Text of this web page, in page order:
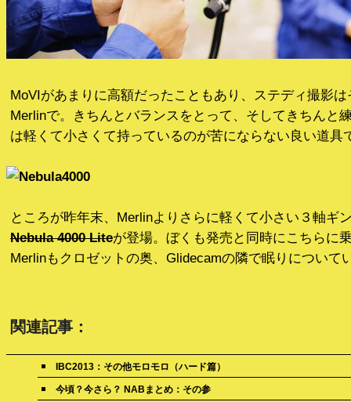
MoVIがあまりに高額だったこともあり、ステディ撮影
Merlinで。きちんとバランスをとって、そしてきちんと
は軽くて小さくて持っているのが苦にならない良い道具
ところが昨年末、Merlinよりさらに軽くて小さい３軸ギ
Nebula 4000 Liteが登場。ぼくも発売と同時にこちらに
Merlinもクロゼットの奥、Glidecamの隣で眠りについて
関連記事：
IBC2013：その他モロモロ（ハード篇）
今頃？今さら？ NABまとめ：その参